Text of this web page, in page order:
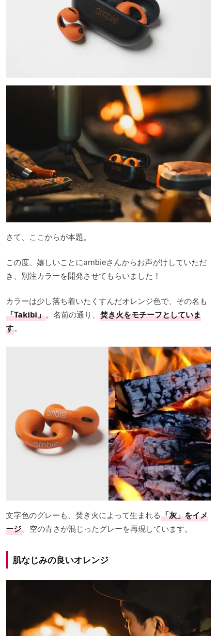
さて、ここからが本題。
この度、嬉しいことにambieさんからお声がけしていただ
き、別注カラーを開発させてもらいました！
カラーは少し落ち着いたくすんだオレンジ色で、その名も
「Takibi」。名前の通り、 焚き火をモチーフとしていま
す。
文字色のグレーも、焚き火によって生まれる「灰」をイメ
ージ。空の青さが混じったグレーを再現しています。
肌なじみの良いオレンジ